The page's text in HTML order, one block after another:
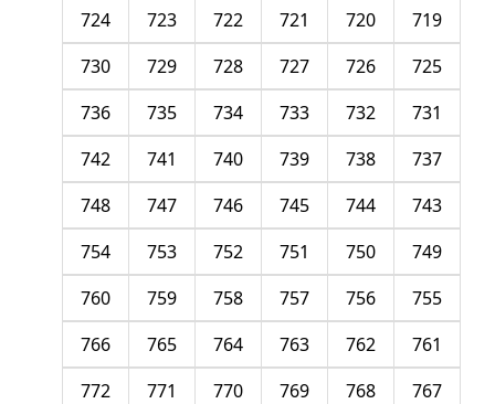
719
720
721
722
723
724
725
726
727
728
729
730
731
732
733
734
735
736
737
738
739
740
741
742
743
744
745
746
747
748
749
750
751
752
753
754
755
756
757
758
759
760
761
762
763
764
765
766
767
768
769
770
771
772